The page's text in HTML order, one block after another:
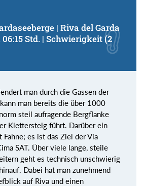
| Riva del Garda
06:15 Std. | Schwierigkeit (2
man durch die Gassen der
man bereits die über 1000
steil aufragende Bergflanke
Klettersteig führt. Darüber ein
es ist das Ziel der Via
SAT. Über viele lange, steile
geht es technisch unschwierig
Dabei hat man zunehmend
auf Riva und einen